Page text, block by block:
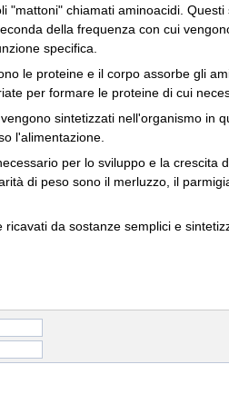
"mattoni" chiamati aminoacidi. Questi
della frequenza con cui
specifica.
le proteine e il corpo assorbe gli
per formare le proteine di cui
sintetizzati nell'organismo in
l'alimentazione.
necessario per lo sviluppo e la crescita
di peso sono il merluzzo, il
da sostanze semplici e